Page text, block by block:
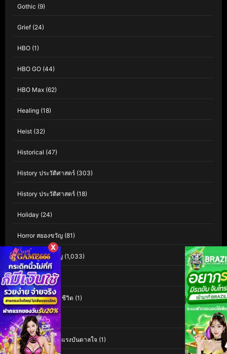
Gothic (9)
Grief (24)
HBO (1)
HBO GO (44)
HBO Max (62)
Healing (18)
Heist (32)
Historical (47)
History ประวัติศาสตร์ (303)
History ประวัติศาสตร์ (18)
Holiday (24)
Horror สยองขวัญ (81)
Horror สยองขวัญ (1,033)
Human(32)
Human Interest ชีวิต (1)
Indie อินดี้(1)
Inspiration สร้างแรงบันดาลใจ (1)
X